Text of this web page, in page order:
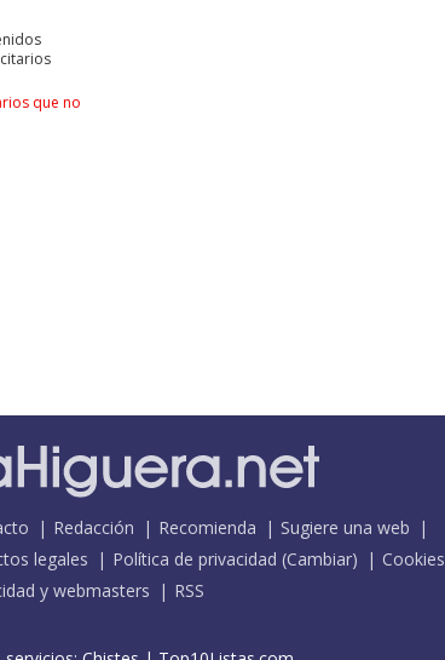
que no
Redacción Recomienda
Sugiere una web
legales
Política de privacidad (Cambiar)
Cookies
y webmasters
RSS